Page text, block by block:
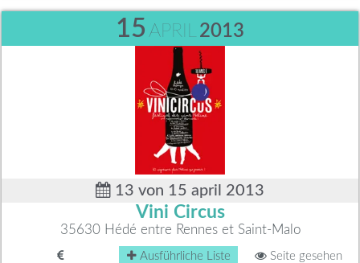
15 APRIL 2013
13 von 15 april 2013
Vini Circus
35630 Hédé entre Rennes et Saint-Malo
Ausführliche Liste
Seite gesehen